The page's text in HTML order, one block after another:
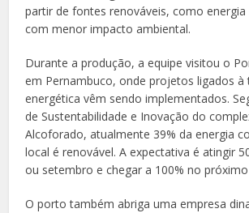
partir de fontes renováveis, como energia
com menor impacto ambiental.
Durante a produção, a equipe visitou o
em Pernambuco, onde projetos ligados à
energética vêm sendo implementados.
de Sustentabilidade e Inovação do
Alcoforado, atualmente 39% da energia
local é renovável. A expectativa é atingir
ou setembro e chegar a 100% no
O porto também abriga uma empresa